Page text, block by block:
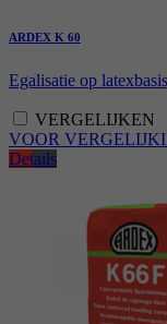
ARDEX K 60
Egalisatie op
VERGELIJKEN
VOOR
Details